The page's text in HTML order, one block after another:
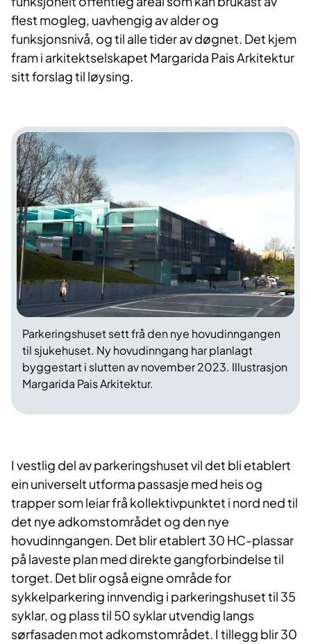
flest mogleg, uavhengig av alder og
funksjonsnivå, og til alle tider av døgnet. Det kjem
fram i arkitektselskapet Margarida Pais Arkitektur
sitt forslag til løysing.
Parkeringshuset sett frå den nye hovudinngangen
til sjukehuset. Ny hovudinngang har planlagt
byggestart i slutten av november 2023. Illustrasjon
Margarida Pais Arkitektur.
I vestlig del av parkeringshuset vil det bli etablert
ein universelt utforma passasje med heis og
trapper som leiar frå kollektivpunktet i nord ned til
det nye adkomstområdet og den nye
hovudinngangen. Det blir etablert 30 HC-plassar
på laveste plan med direkte gangforbindelse til
torget. Det blir også eigne område for
sykkelparkering innvendig i parkeringshuset til 35
syklar, og plass til 50 syklar utvendig langs
sørfasaden mot adkomstområdet. I tillegg blir 30